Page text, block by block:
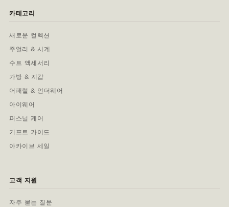
카테고리
새로운 컬렉션
주얼리 & 시계
수트 액세서리
가방 & 지갑
어패럴 & 언더웨어
아이웨어
퍼스널 케어
기프트 가이드
아카이브 세일
고객 지원
자주 묻는 질문